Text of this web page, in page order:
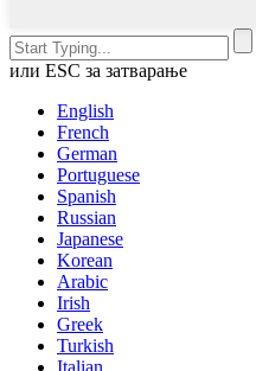
или ESC за затварање
English
French
German
Portuguese
Spanish
Russian
Japanese
Korean
Arabic
Irish
Greek
Turkish